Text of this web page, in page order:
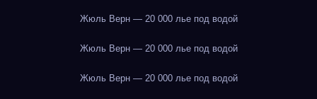
Жюль Верн — 20 000 лье под водой
Жюль Верн — 20 000 лье под водой
Жюль Верн — 20 000 лье под водой